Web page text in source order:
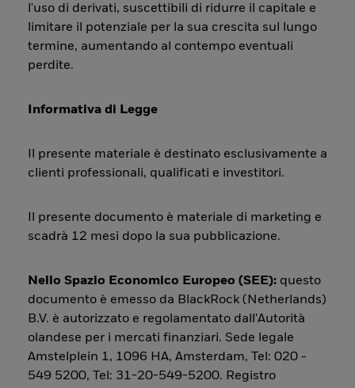
l'uso di derivati, suscettibili di ridurre il capitale e
limitare il potenziale per la sua crescita sul lungo
termine, aumentando al contempo eventuali
perdite.
Informativa di Legge
Il presente materiale è destinato esclusivamente a
clienti professionali, qualificati e investitori.
Il presente documento è materiale di marketing e
scadrà 12 mesi dopo la sua pubblicazione.
Nello Spazio Economico Europeo (SEE): questo
documento è emesso da BlackRock (Netherlands)
B.V. è autorizzato e regolamentato dall'Autorità
olandese per i mercati finanziari. Sede legale
Amstelplein 1, 1096 HA, Amsterdam, Tel: 020 -
549 5200, Tel: 31-20-549-5200. Registro